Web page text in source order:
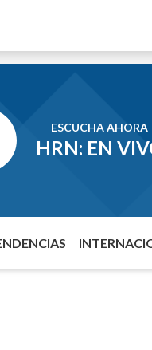
ESCUCHA AHORA
HRN: EN